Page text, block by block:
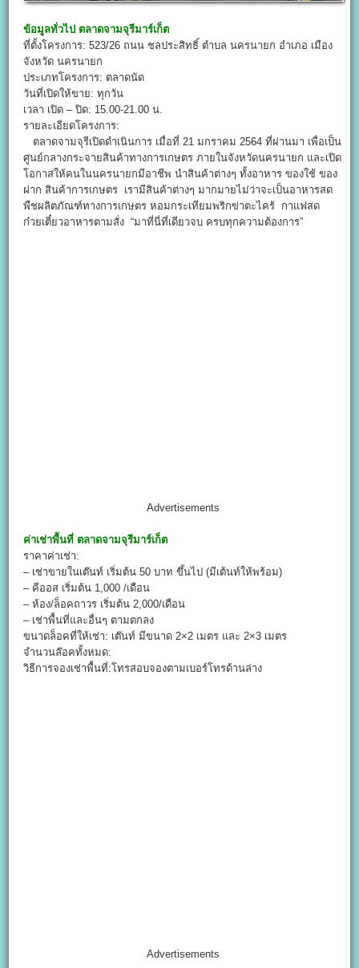
ข้อมูลทั่วไป ตลาดจามจุรีมาร์เก็ต
ที่ตั้งโครงการ: 523/26 ถนน ชลประสิทธิ์ ตำบล นครนายก อำเภอ เมือง
จังหวัด นครนายก
ประเภทโครงการ: ตลาดนัด
วันที่เปิดให้ขาย: ทุกวัน
เวลา เปิด – ปิด: 15.00-21.00 น.
รายละเอียดโครงการ:
ตลาดจามจุรีเปิดดำเนินการ เมื่อที่ 21 มกราคม 2564 ที่ผ่านมา เพื่อเป็น
ศูนย์กลางกระจายสินค้าทางการเกษตร ภายในจังหวัดนครนายก และเปิด
โอกาสให้คนในนครนายกมีอาชีพ นำสินค้าต่างๆ ทั้งอาหาร ของใช้ ของ
ฝาก สินค้าการเกษตร เรามีสินค้าต่างๆ มากมายไม่ว่าจะเป็นอาหารสด
พืชผลิตภัณฑ์ทางการเกษตร หอมกระเทียมพริกข่าตะไคร้ กาแฟสด
ก๋วยเตี๋ยวอาหารตามสั่ง “มาที่นี่ที่เดียวจบ ครบทุกความต้องการ”
Advertisements
ค่าเช่าพื้นที่ ตลาดจามจุรีมาร์เก็ต
ราคาค่าเช่า:
– เช่าขายในเต๊นท์ เริ่มต้น 50 บาท ขึ้นไป (มีเต้นท์ให้พร้อม)
– คีออส เริ่มต้น 1,000 /เดือน
– ห้อง/ล็อคถาวร เริ่มต้น 2,000/เดือน
– เช่าพื้นที่และอื่นๆ ตามตกลง
ขนาดล็อคที่ให้เช่า: เต๊นท์ มีขนาด 2×2 เมตร และ 2×3 เมตร
จำนวนล๊อคทั้งหมด:
วิธีการจองเช่าพื้นที่:โทรสอบจองตามเบอร์โทรด้านล่าง
Advertisements